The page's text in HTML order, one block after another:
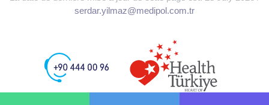
serdar.yilmaz@medipol.com.tr